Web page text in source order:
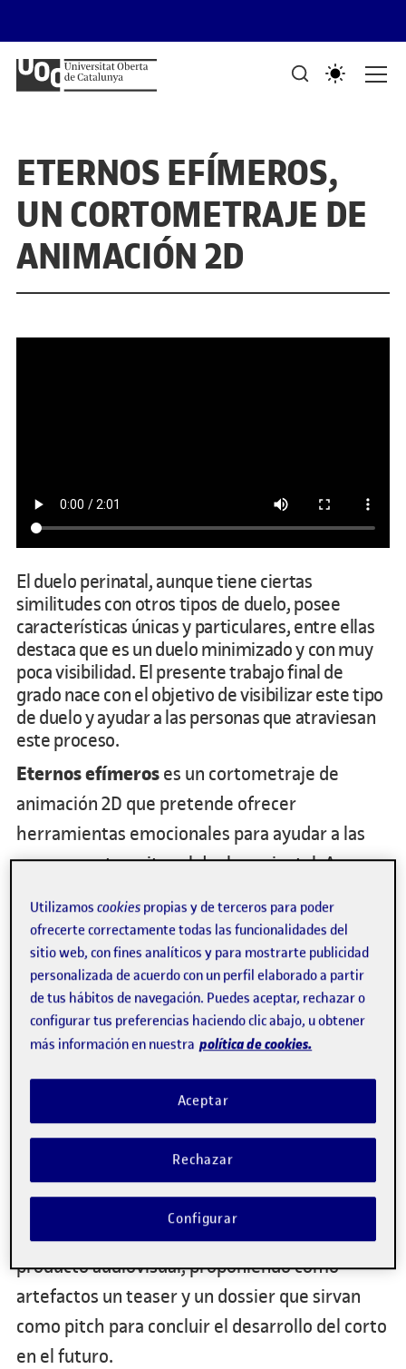
PORTAFOLIS DEL GRAU DE DISSENY I CREACIÓ DIGITALS
Mostra de treballs d'estudiants
ETERNOS EFÍMEROS,
UN CORTOMETRAJE DE
ANIMACIÓN 2D
El duelo perinatal, aunque tiene ciertas
similitudes con otros tipos de duelo, posee
características únicas y particulares, entre ellas
destaca que es un duelo minimizado y con muy
poca visibilidad. El presente trabajo final de
grado nace con el objetivo de visibilizar este tipo
de duelo y ayudar a las personas que atraviesan
este proceso.
Eternos efímeroses un cortometraje de
animación 2D que pretende ofrecer
herramientas emocionales para ayudar a las
personas a transitar el duelo perinatal. A
duelo para que quienes lo viven comprendan
que sus emociones y sentimientos son
normales, formando parte de un proceso.
Dado que se trata de un tema sensible, el
sobre el duelo perinatal, a partir de la cual se
construye una historia basada en la estructura
narrativa del viaje del héroe, con el objetivo de
llegar a una audiencia amplia.
El trabajo sigue las líneas de desarrollo de un
producto audiovisual, proponiendo como
artefactos un teaser y un dossier que sirvan
como pitch para concluir el desarrollo del corto
en el futuro.
Utilizamoscookies propias y de terceros para poder
ofrecerte correctamente todas las funcionalidades del
sitio web, con fines analíticos y para mostrarte publicidad
personalizada de acuerdo con un perfil elaborado a partir
de tus hábitos de navegación. Puedes aceptar, rechazar o
configurar tus preferencias haciendo clic abajo, u obtener
más información en nuestra política de cookies.
Rechazar
Aceptar
Configurar